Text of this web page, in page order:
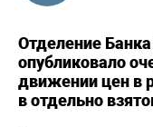
Отделение
опубликовало
движении цен в
в отдельно